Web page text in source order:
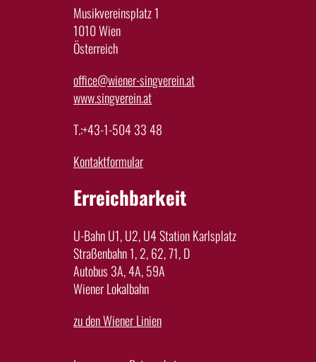
Musikvereinsplatz 1
1010 Wien
Österreich
office@wiener-singverein.at
www.singverein.at
T.:+43-1-504 33 48
Kontaktformular
Erreichbarkeit
U-Bahn U1, U2, U4 Station Karlsplatz
Straßenbahn 1, 2, 62, 71, D
Autobus 3A, 4A, 59A
Wiener Lokalbahn
zu den Wiener Linien